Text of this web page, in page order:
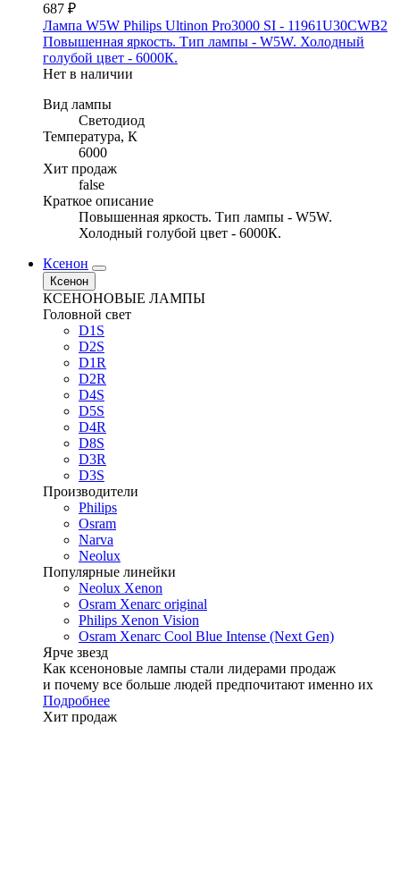
687 ₽
Лампа W5W Philips Ultinon Pro3000 SI - 11961U30CWB2
Повышенная яркость. Тип лампы - W5W. Холодный
голубой цвет - 6000К.
Нет в наличии
Вид лампы
Светодиод
Температура, К
6000
Хит продаж
false
Краткое описание
Повышенная яркость. Тип лампы - W5W.
Холодный голубой цвет - 6000К.
Ксенон
Ксенон
КСЕНОНОВЫЕ ЛАМПЫ
Головной свет
D1S
D2S
D1R
D2R
D4S
D5S
D4R
D8S
D3R
D3S
Производители
Philips
Osram
Narva
Neolux
Популярные линейки
Neolux Xenon
Osram Xenarc original
Philips Xenon Vision
Osram Xenarc Cool Blue Intense (Next Gen)
Ярче звезд
Как ксеноновые лампы стали лидерами продаж
и почему все больше людей предпочитают именно их
Подробнее
Хит продаж